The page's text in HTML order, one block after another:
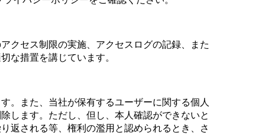
クセス制限の実施、アクセスログの記録、また
な措置を講じています。
。また、当社が保有するユーザーに関する個人
します。ただし、但し、本人確認ができないと
返される等、権利の濫用と認められるとき、さ